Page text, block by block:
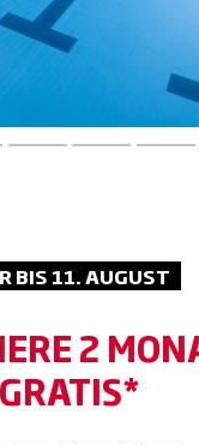
BIS 11. AUGUST
2
GRATIS*